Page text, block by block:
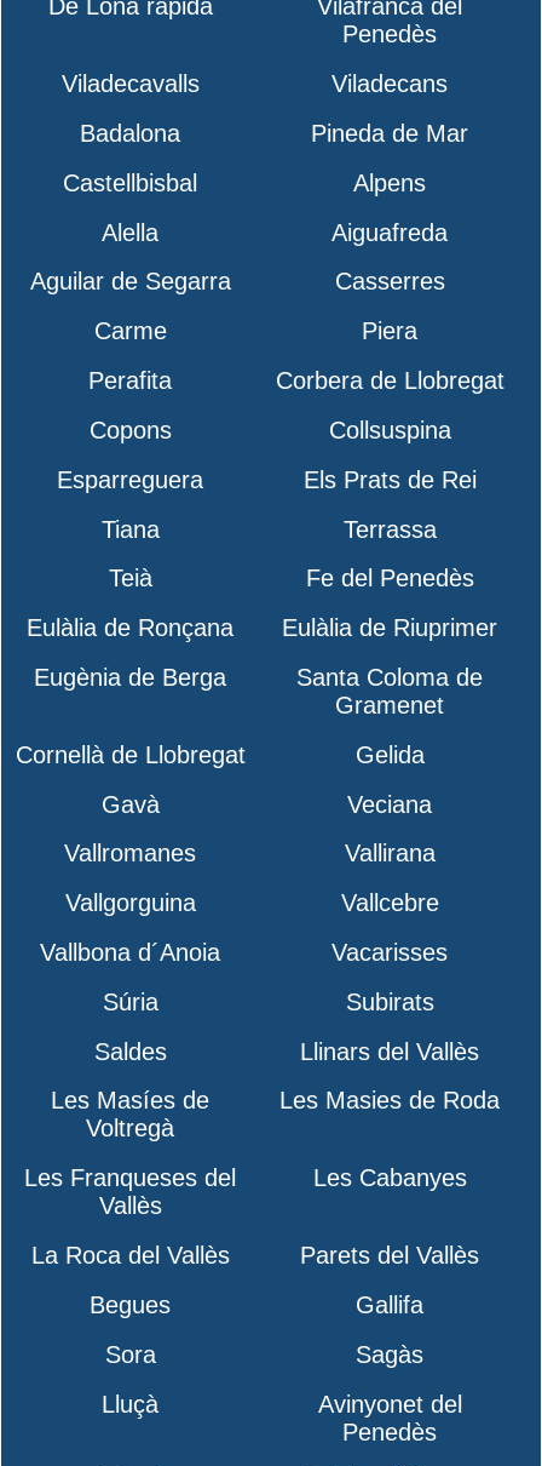
De Lona rápida
Vilafranca del
Penedès
Viladecavalls
Viladecans
Badalona
Pineda de Mar
Castellbisbal
Alpens
Alella
Aiguafreda
Aguilar de Segarra
Casserres
Carme
Piera
Perafita
Corbera de Llobregat
Copons
Collsuspina
Esparreguera
Els Prats de Rei
Tiana
Terrassa
Teià
Fe del Penedès
Eulàlia de Ronçana
Eulàlia de Riuprimer
Eugènia de Berga
Santa Coloma de
Gramenet
Cornellà de Llobregat
Gelida
Gavà
Veciana
Vallromanes
Vallirana
Vallgorguina
Vallcebre
Vallbona d´Anoia
Vacarisses
Súria
Subirats
Saldes
Llinars del Vallès
Les Masíes de
Voltregà
Les Masies de Roda
Les Franqueses del
Vallès
Les Cabanyes
La Roca del Vallès
Parets del Vallès
Begues
Gallifa
Sora
Sagàs
Lluçà
Avinyonet del
Penedès